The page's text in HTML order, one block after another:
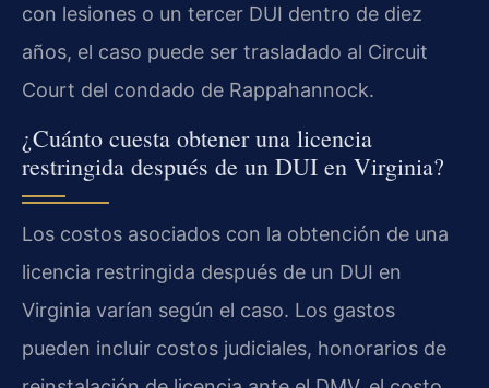
con lesiones o un tercer DUI dentro de diez
años, el caso puede ser trasladado al Circuit
Court del condado de Rappahannock.
¿Cuánto cuesta obtener una licencia
restringida después de un DUI en Virginia?
Los costos asociados con la obtención de una
licencia restringida después de un DUI en
Virginia varían según el caso. Los gastos
pueden incluir costos judiciales, honorarios de